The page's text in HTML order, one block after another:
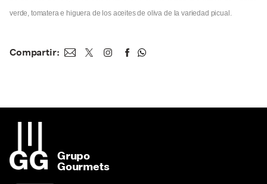
verde, tomatera e higuera de los aceites de oliva de la variedad picual.
Compartir:
Grupo
Gourmets